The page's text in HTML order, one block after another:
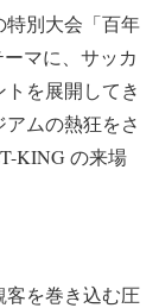
特別大会「百年
マに、サッカ
を展開してき
ムの熱狂をさ
KING の来場
客を巻き込む圧